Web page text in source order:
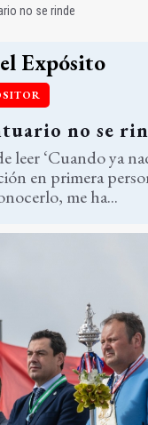
no se rinde
Expósito
no se
leer ‘Cuando ya
en primera
me ha...